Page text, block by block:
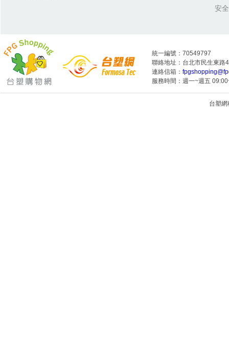
安
統一編號：70549797
聯絡地址：台北市民生東路
連絡信箱：
服務時間：週一~週五
台塑